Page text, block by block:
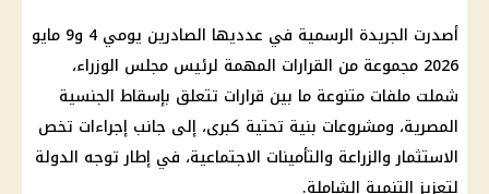
أصدرت الجريدة الرسمية في عدديها الصادرين يومي 4 و9 مايو
2026 مجموعة من القرارات المهمة لرئيس مجلس الوزراء،
شملت ملفات متنوعة ما بين قرارات تتعلق بإسقاط الجنسية
المصرية، ومشروعات بنية تحتية كبرى، إلى جانب إجراءات تخص
الاستثمار والزراعة والتأمينات الاجتماعية، في إطار توجه الدولة
لتعزيز التنمية الشاملة.